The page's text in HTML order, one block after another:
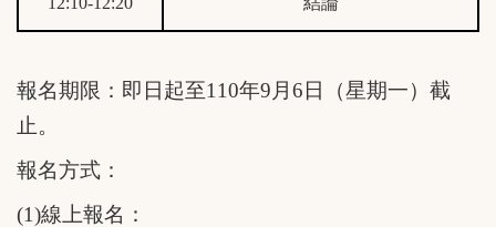
報名期限：即日起至110年9 月 6 日（星期一）截
止。
報名方式：
(1)線上報名：